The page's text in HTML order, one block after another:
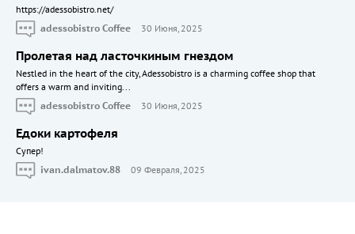
https://adessobistro.net/
adessobistro Coffee
30 Июня, 2025
Пролетая над ласточкиным гнездом
Nestled in the heart of the city, Adessobistro is a charming coffee shop that
offers a warm and inviting...
adessobistro Coffee
30 Июня, 2025
Едоки картофеля
Cупер!
ivan.dalmatov.88
09 Февраля, 2025